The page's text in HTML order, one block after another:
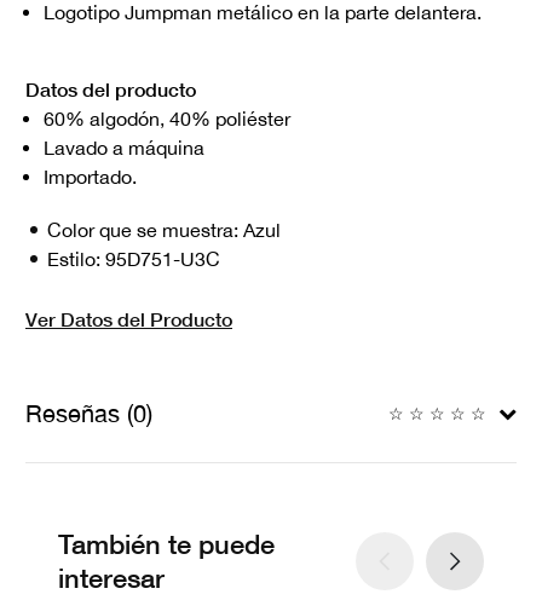
Logotipo Jumpman metálico en la parte delantera.
Datos del producto
60% algodón, 40% poliéster
Lavado a máquina
Importado.
Color que se muestra: Azul
Estilo: 95D751-U3C
Ver Datos del Producto
Reseñas (0) ☆ ☆ ☆ ☆ ☆
También te puede
interesar